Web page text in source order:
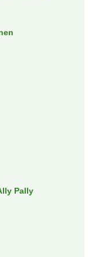
Pally